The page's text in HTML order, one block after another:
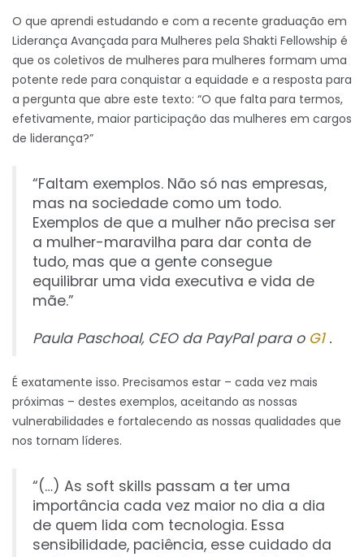
O que aprendi estudando e com a recente graduação em
Liderança Avançada para Mulheres pela Shakti Fellowship é
que os coletivos de mulheres para mulheres formam uma
potente rede para conquistar a equidade e a resposta para
a pergunta que abre este texto: “O que falta para termos,
efetivamente, maior participação das mulheres em cargos
de liderança?”
“Faltam exemplos. Não só nas empresas,
mas na sociedade como um todo.
Exemplos de que a mulher não precisa ser
a mulher-maravilha para dar conta de
tudo, mas que a gente consegue
equilibrar uma vida executiva e vida de
mãe.”
Paula Paschoal, CEO da PayPal para o G1 .
É exatamente isso. Precisamos estar – cada vez mais
próximas – destes exemplos, aceitando as nossas
vulnerabilidades e fortalecendo as nossas qualidades que
nos tornam líderes.
“(…) As soft skills passam a ter uma
importância cada vez maior no dia a dia
de quem lida com tecnologia. Essa
sensibilidade, paciência, esse cuidado da